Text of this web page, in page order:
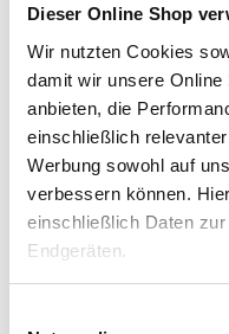
Dieser Online Shop
Wir nutzten Cookies
damit wir unsere
anbieten, die
einschließlich
Werbung sowohl auf
verbessern können.
einschließlich Daten
Endgeräten.